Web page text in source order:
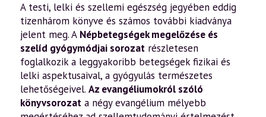
A testi, lelki és szellemi egészség jegyében eddig
tizenhárom könyve és számos további kiadványa
jelent meg. A Népbetegségek megelőzése és
szelíd gyógymódjai sorozat részletesen
foglalkozik a leggyakoribb betegségek fizikai és
lelki aspektusaival, a gyógyulás természetes
lehetőségeivel. Az evangéliumokról szóló
könyvsorozat a négy evangélium mélyebb